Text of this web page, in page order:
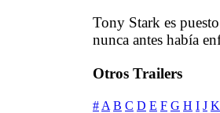
Tony Stark es
nunca antes había
Otros Trailers
# A B C D E F G H I J K